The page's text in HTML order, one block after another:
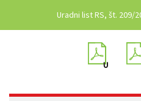
Uradni list RS, št. 209/